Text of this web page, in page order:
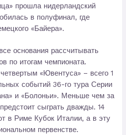
прошла нидерландский
в полуфинал, где
«Байера».
основания рассчитывать
по итогам чемпионата.
«Ювентуса» – всего 1
событий 36-го тура Серии
и «Болоньи». Меньше чем за
сыграть дважды. 14
в Риме Кубок Италии, а в эту
первенстве.